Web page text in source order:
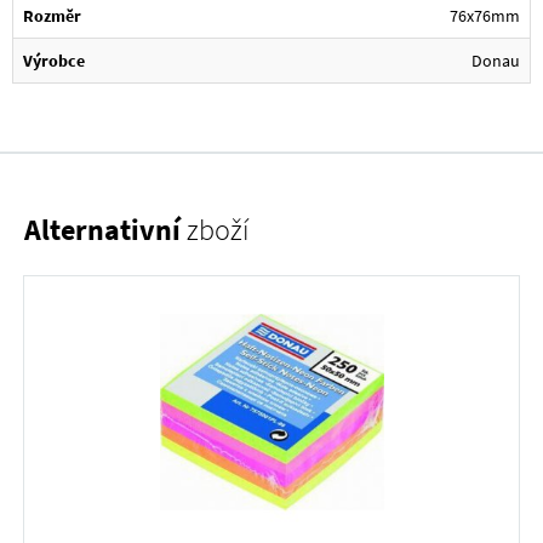
Rozměr 76x76mm
Výrobce Donau
Alternativnízboží